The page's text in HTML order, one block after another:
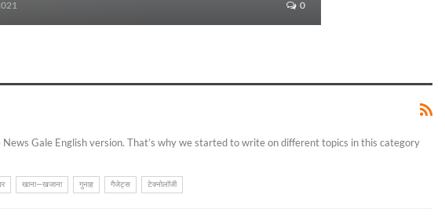
0
News Gale English version. That’s why we started to write on different topics in this category
खाना—खजाना गुनाह गैजेट्स टेक्नोलॉजी